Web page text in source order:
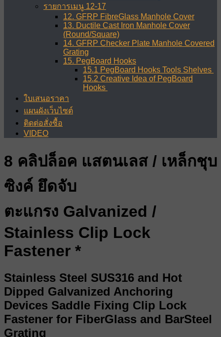
รายการเมนู 12-17
12. GFRP FibreGlass Manhole Cover
13. Ductile Cast Iron Manhole Cover
(Round/Square)
14. GFRP Checker Plate Manhole Covered
Grating
15. PegBoard Hooks
15.1 PegBoard Hooks Tools Shelves
15.2 Creative Idea of PegBoard
Hooks
ใบเสนอราคา
แผนผังเว็บไซต์
ติดต่อสั่งซื้อ
VIDEO
8 คลิปล็อค แสตนเลส / เหล็กชุบ
ซิงค์ ยึดจับ
ตะแกรง Galvanized /
Stainless Clip Lock
Fastener *
Stainless Steel SUS316 and Hot
Dipped Galvanized Anchoring
Devices Saddle Fixing Clip Lock
Fastener for FiberGlass and BarSteel
Grating